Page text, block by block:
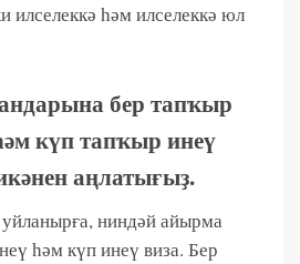
илселеккә һәм илселеккә юл
бер тапҡыр
күп тапҡыр инеү
аңлатығыҙ.
ниндәй айырма
һәм күп инеү виза. Бер